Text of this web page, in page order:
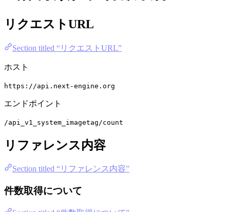
リクエストURL
Section titled “リクエストURL”
ホスト
https://api.next-engine.org
エンドポイント
/api_v1_system_imagetag/count
リファレンス内容
Section titled “リファレンス内容”
件数取得について